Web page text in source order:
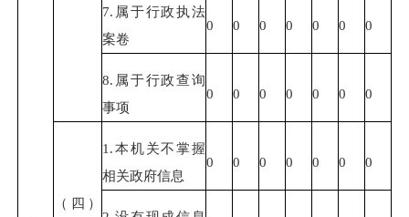
7.属于行政执法
案卷
0 0 0 0 0 0 0
8.属于行政查询
事项
0 0 0 0 0 0 0
（四）
1.本机关不掌握
相关政府信息
0 0 0 0 0 0 0